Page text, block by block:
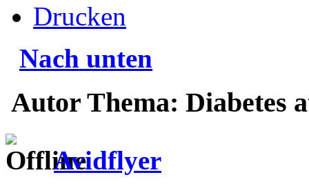
Drucken
Nach unten
Autor Thema: Diabetes
Avidflyer